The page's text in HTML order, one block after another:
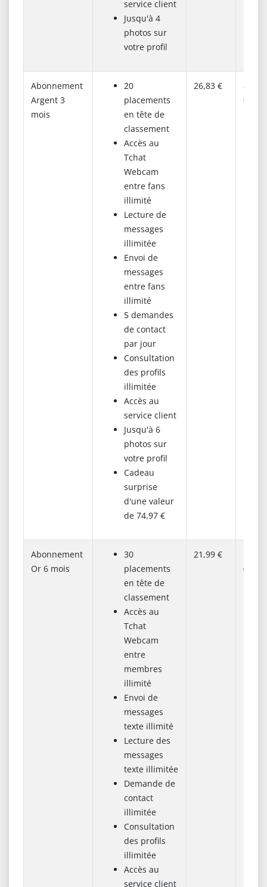
service client
Jusqu'à 4
photos sur
votre profil
Abonnement
Argent 3
mois
20
placements
en tête de
classement
Accès au
Tchat
Webcam
entre fans
illimité
Lecture de
messages
illimitée
Envoi de
messages
entre fans
illimité
5 demandes
de contact
par jour
Consultation
des profils
illimitée
Accès au
service client
Jusqu'à 6
photos sur
votre profil
Cadeau
surprise
d'une valeur
de 74,97 €
26,83 €
80,50
€
Abonnement
Or 6 mois
30
placements
en tête de
classement
Accès au
Tchat
Webcam
entre
membres
illimité
Envoi de
messages
texte illimité
Lecture des
messages
texte illimitée
Demande de
contact
illimitée
Consultation
des profils
illimitée
Accès au
service client
21,99 €
€